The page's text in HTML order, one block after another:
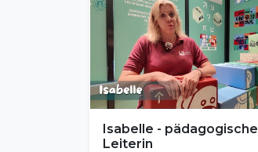
Isabelle - pädagogische
Leiterin